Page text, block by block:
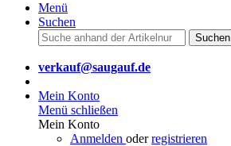
Menü
Suchen
Suchen
verkauf@saugauf.de
Mein Konto
Menü schließen
Mein Konto
Anmelden oderregistrieren